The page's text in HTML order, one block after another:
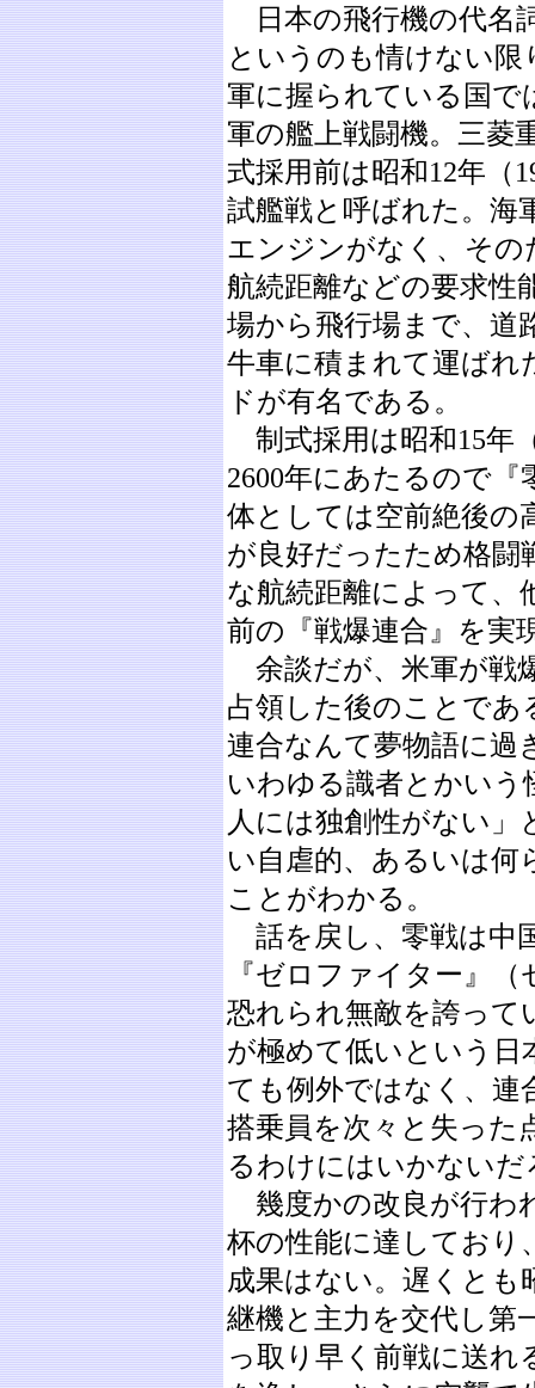
日本の飛行機の代名
というのも情けない
軍に握られている国
軍の艦上戦闘機。三菱
式採用前は昭和12年（
試艦戦と呼ばれた。海
エンジンがなく、その
航続距離などの要求性
場から飛行場まで、道
牛車に積まれて運ばれ
ドが有名である。
制式採用は昭和15年
2600年にあたるので『
体としては空前絶後の
が良好だったため格闘
な航続距離によって、
前の『戦爆連合』を実
余談だが、米軍が戦
占領した後のことであ
連合なんて夢物語に過
いわゆる識者とかいう
人には独創性がない
い自虐的、あるいは何
ことがわかる。
話を戻し、零戦は中
『ゼロファイター』
恐れられ無敵を誇って
が極めて低いという日
ても例外ではなく、連
搭乗員を次々と失った
るわけにはいかないだ
幾度かの改良が行わ
杯の性能に達しており
成果はない。遅くとも
継機と主力を交代し第
っ取り早く前戦に送れ